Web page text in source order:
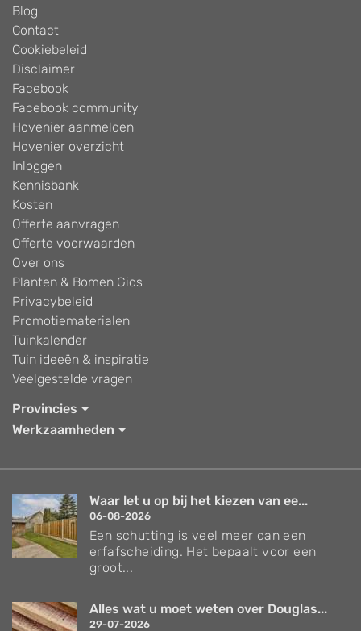
Blog
Contact
Cookiebeleid
Disclaimer
Facebook
Facebook community
Hovenier aanmelden
Hovenier overzicht
Inloggen
Kennisbank
Kosten
Offerte aanvragen
Offerte voorwaarden
Over ons
Planten & Bomen Gids
Privacybeleid
Promotiematerialen
Tuinkalender
Tuin ideeën & inspiratie
Veelgestelde vragen
Provincies
Werkzaamheden
Waar let u op bij het kiezen van ee...
06-08-2026
Een schutting is veel meer dan een
erfafscheiding. Het bepaalt voor een
groot...
Alles wat u moet weten over Douglas...
29-07-2026